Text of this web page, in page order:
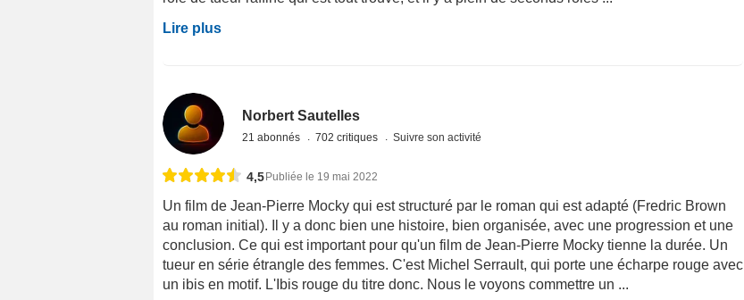
Lire plus
Norbert Sautelles
21 abonnés 702 critiques Suivre son activité
4,5 Publiée le 19 mai 2022
Un film de Jean-Pierre Mocky qui est structuré par le roman qui est adapté (Fredric Brown
au roman initial). Il y a donc bien une histoire, bien organisée, avec une progression et une
conclusion. Ce qui est important pour qu'un film de Jean-Pierre Mocky tienne la durée. Un
tueur en série étrangle des femmes. C'est Michel Serrault, qui porte une écharpe rouge avec
un ibis en motif. L'Ibis rouge du titre donc. Nous le voyons commettre un ...